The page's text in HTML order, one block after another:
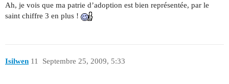
Ah, je vois que ma patrie d’adoption est bien représentée, par le
saint chiffre 3 en plus !
Isilwen Septembre 25, 2009, 5:33
11